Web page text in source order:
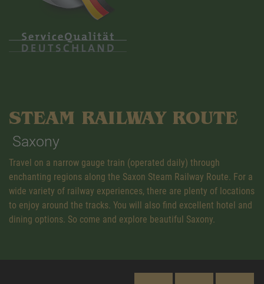
STEAM RAILWAY ROUTE
Saxony
Travel on a narrow gauge train (operated daily) through
enchanting regions along the Saxon Steam Railway Route. For a
wide variety of railway experiences, there are plenty of locations
to enjoy around the tracks. You will also find excellent hotel and
dining options. So come and explore beautiful Saxony.